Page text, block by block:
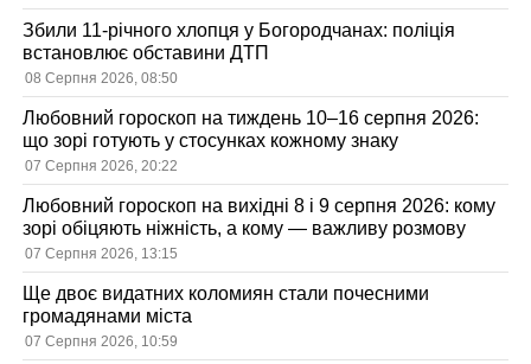
Збили 11-річного хлопця у Богородчанах: поліція
встановлює обставини ДТП
08 Серпня 2026, 08:50
Любовний гороскоп на тиждень 10–16 серпня 2026:
що зорі готують у стосунках кожному знаку
07 Серпня 2026, 20:22
Любовний гороскоп на вихідні 8 і 9 серпня 2026: кому
зорі обіцяють ніжність, а кому — важливу розмову
07 Серпня 2026, 13:15
Ще двоє видатних коломиян стали почесними
громадянами міста
07 Серпня 2026, 10:59